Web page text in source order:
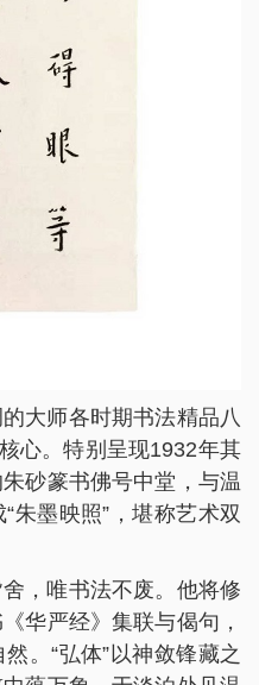
大师各时期书法精品八
心。特别呈现1932年其
砂篆书佛号中堂，与温
朱墨映照”，堪称艺术双
，唯书法不废。他将修
华严经》集联与偈句，
。“弘体”以神敛锋藏之